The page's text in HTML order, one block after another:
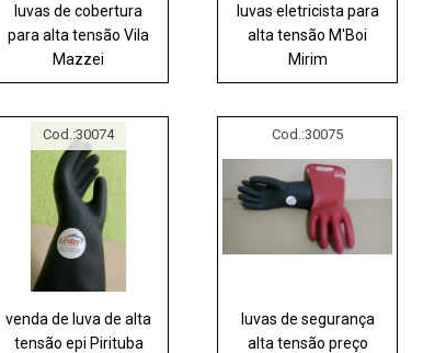
luvas de cobertura
para alta tensão Vila
Mazzei
luvas eletricista para
alta tensão M'Boi
Mirim
Cod.:30074
venda de luva de alta
tensão epi Pirituba
Cod.:30075
luvas de segurança
alta tensão preço